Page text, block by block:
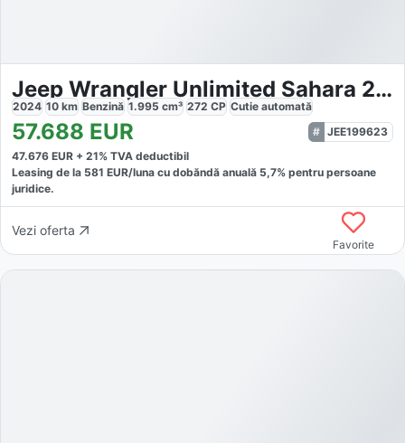
Jeep Wrangler Unlimited Sahara 2.0 T-GDI
2024 10 km Benzină 1.995 cm³ 272 CP Cutie automată
57.688 EUR
JEE199623
47.676 EUR + 21% TVA deductibil
Leasing de la 581 EUR/luna cu dobăndă anuală 5,7% pentru persoane
juridice.
Vezi oferta
Favorite